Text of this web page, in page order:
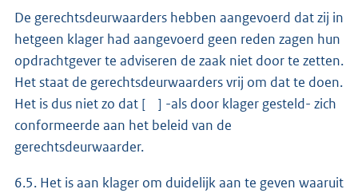
De gerechtsdeurwaarders hebben aangevoerd dat zij in
hetgeen klager had aangevoerd geen reden zagen hun
opdrachtgever te adviseren de zaak niet door te zetten.
Het staat de gerechtsdeurwaarders vrij om dat te doen.
Het is dus niet zo dat [ ] -als door klager gesteld- zich
conformeerde aan het beleid van de
gerechtsdeurwaarder.
6.5. Het is aan klager om duidelijk aan te geven waaruit